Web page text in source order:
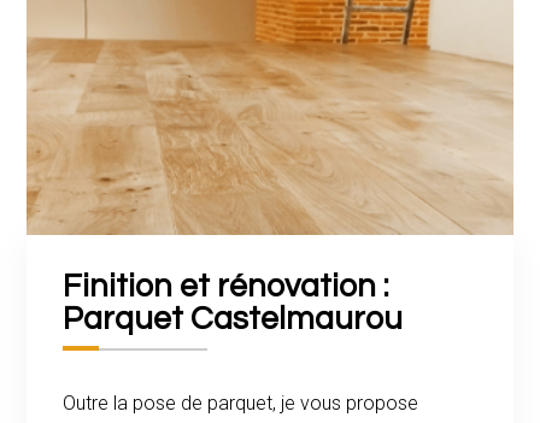
Finition et rénovation :
Parquet Castelmaurou
Outre la pose de parquet, je vous propose